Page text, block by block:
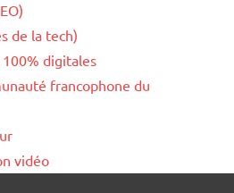
de la tech)
100% digitales
francophone du
vidéo